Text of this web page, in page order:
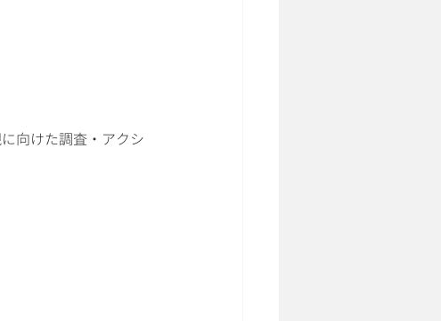
向けた調査・アクシ